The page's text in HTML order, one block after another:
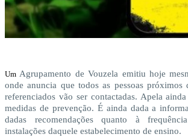
Um Agrupamento de Vouzela emitiu hoje
onde anuncia que todos as pessoas próximos
referenciados vão ser contactadas. Apela
medidas de prevenção. É ainda dada a
dadas recomendações quanto à
instalações daquele estabelecimento de ensino.